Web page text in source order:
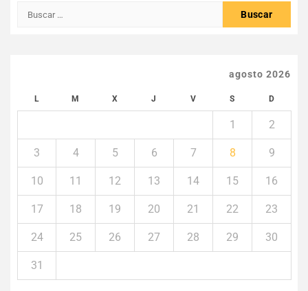
Buscar:
agosto 2026
L M X J V S D
1 2
3 4 5 6 7 8 9
10 11 12 13 14 15 16
17 18 19 20 21 22 23
24 25 26 27 28 29 30
31